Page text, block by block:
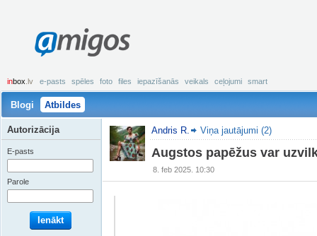
amigos
inbox .lv e-pasts spēles foto files iepazīšanās veikals ceļojumi smart
Blogi Atbildes
Andris R. Viņa jautājumi (2)
Augstos papēžus var
8. feb 2025. 10:30
Autorizācija
E-pasts
Parole
Ienākt